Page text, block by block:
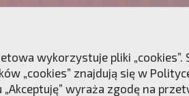
wykorzystuje pliki „cookies”.
„cookies” znajdują się w
wyraża zgodę na